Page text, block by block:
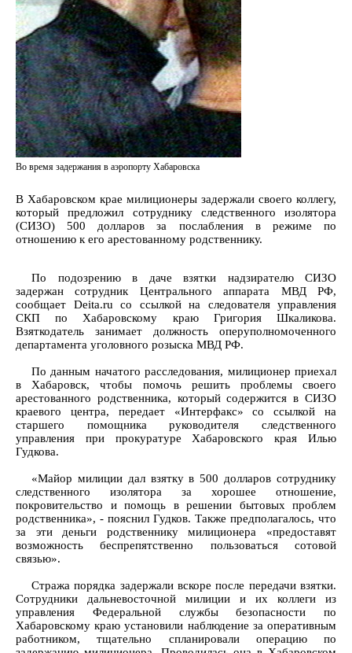
Во время задержания в аэропорту Хабаровска
В Хабаровском крае милиционеры задержали своего коллегу,
который предложил сотруднику следственного изолятора
(СИЗО) 500 долларов за послабления в режиме по
отношению к его арестованному родственнику.
По подозрению в даче взятки надзирателю СИЗО
задержан сотрудник Центрального аппарата МВД РФ,
сообщает Deita.ru со ссылкой на следователя управления
СКП по Хабаровскому краю Григория Шкаликова.
Взяткодатель занимает должность оперуполномоченного
департамента уголовного розыска МВД РФ.
По данным начатого расследования, милиционер приехал
в Хабаровск, чтобы помочь решить проблемы своего
арестованного родственника, который содержится в СИЗО
краевого центра, передает «Интерфакс» со ссылкой на
старшего помощника руководителя следственного
управления при прокуратуре Хабаровского края Илью
Гудкова.
«Майор милиции дал взятку в 500 долларов сотруднику
следственного изолятора за хорошее отношение,
покровительство и помощь в решении бытовых проблем
родственника», - пояснил Гудков. Также предполагалось, что
за эти деньги родственнику милиционера «предоставят
возможность беспрепятственно пользоваться сотовой
связью».
Стража порядка задержали вскоре после передачи взятки.
Сотрудники дальневосточной милиции и их коллеги из
управления Федеральной службы безопасности по
Хабаровскому краю установили наблюдение за оперативным
работником, тщательно спланировали операцию по